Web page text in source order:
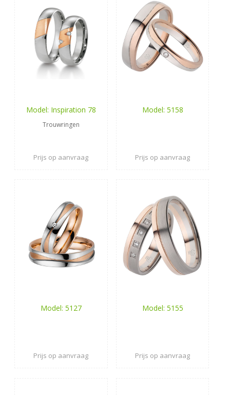
Model: Inspiration 78
Trouwringen
Prijs op aanvraag
Model: 5158
Prijs op aanvraag
Model: 5127
Prijs op aanvraag
Model: 5155
Prijs op aanvraag